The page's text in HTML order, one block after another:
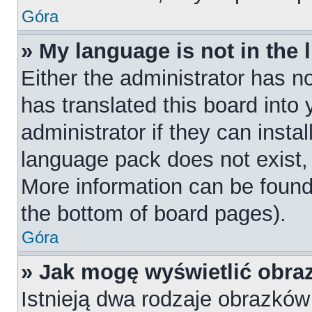
Góra
» My language is not in the
Either the administrator has
has translated this board into
administrator if they can
language pack does not
More information can be
the bottom of board pages).
Góra
» Jak mogę wyświetlić
Istnieją dwa rodzaje